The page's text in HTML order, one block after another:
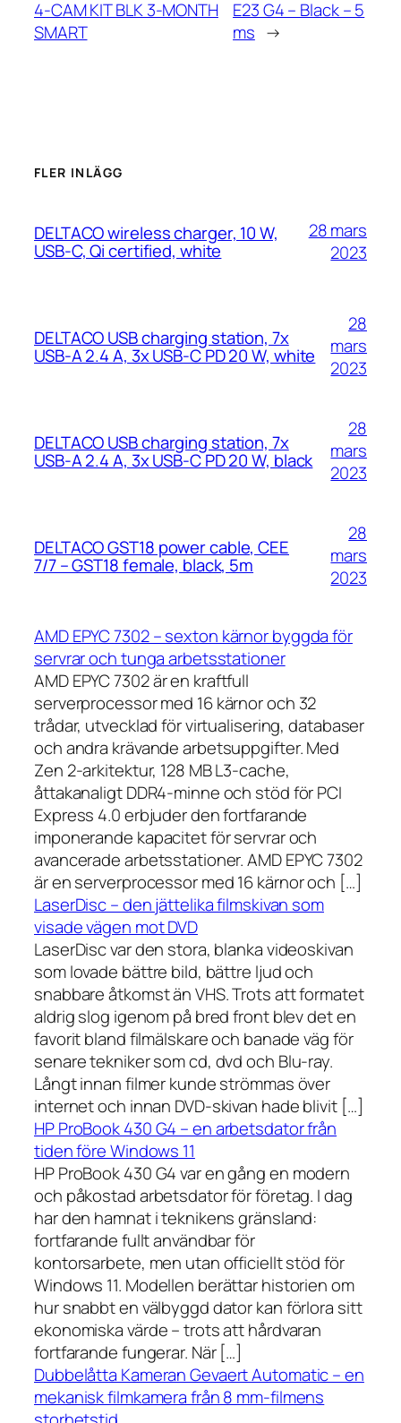
4-CAM KIT BLK 3-MONTH
SMART
E23 G4 – Black – 5
ms →
FLER INLÄGG
DELTACO wireless charger, 10 W,
USB-C, Qi certified, white
28 mars
2023
DELTACO USB charging station, 7x
USB-A 2.4 A, 3x USB-C PD 20 W, white
28
mars
2023
DELTACO USB charging station, 7x
USB-A 2.4 A, 3x USB-C PD 20 W, black
28
mars
2023
DELTACO GST18 power cable, CEE
7/7 – GST18 female, black, 5m
28
mars
2023
AMD EPYC 7302 – sexton kärnor byggda för
servrar och tunga arbetsstationer
AMD EPYC 7302 är en kraftfull
serverprocessor med 16 kärnor och 32
trådar, utvecklad för virtualisering, databaser
och andra krävande arbetsuppgifter. Med
Zen 2-arkitektur, 128 MB L3-cache,
åttakanaligt DDR4-minne och stöd för PCI
Express 4.0 erbjuder den fortfarande
imponerande kapacitet för servrar och
avancerade arbetsstationer. AMD EPYC 7302
är en serverprocessor med 16 kärnor och […]
LaserDisc – den jättelika filmskivan som
visade vägen mot DVD
LaserDisc var den stora, blanka videoskivan
som lovade bättre bild, bättre ljud och
snabbare åtkomst än VHS. Trots att formatet
aldrig slog igenom på bred front blev det en
favorit bland filmälskare och banade väg för
senare tekniker som cd, dvd och Blu-ray.
Långt innan filmer kunde strömmas över
internet och innan DVD-skivan hade blivit […]
HP ProBook 430 G4 – en arbetsdator från
tiden före Windows 11
HP ProBook 430 G4 var en gång en modern
och påkostad arbetsdator för företag. I dag
har den hamnat i teknikens gränsland:
fortfarande fullt användbar för
kontorsarbete, men utan officiellt stöd för
Windows 11. Modellen berättar historien om
hur snabbt en välbyggd dator kan förlora sitt
ekonomiska värde – trots att hårdvaran
fortfarande fungerar. När […]
Dubbelåtta Kameran Gevaert Automatic – en
mekanisk filmkamera från 8 mm-filmens